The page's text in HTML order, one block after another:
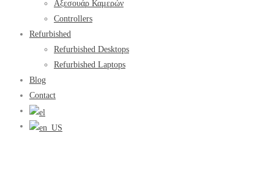
Αξεσουάρ Καμερών
Controllers
Refurbished
Refurbished Desktops
Refurbished Laptops
Blog
Contact